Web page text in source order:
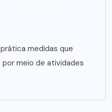
medidas que
meio de atividades